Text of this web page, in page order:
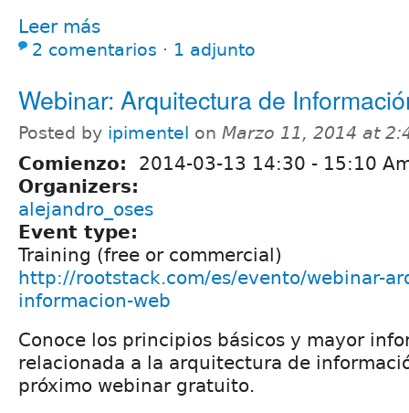
Leer más
2 comentarios ⋅ 1 adjunto
Webinar: Arquitectura de
Posted by ipimentel on Marzo 11, 2014 at
Comienzo: 2014-03-13 14:30 - 15:10
Organizers:
alejandro_oses
Event type:
Training (free or commercial)
http://rootstack.com/es/evento/webinar-
informacion-web
Conoce los principios básicos y mayor
relacionada a la arquitectura de
próximo webinar gratuito.